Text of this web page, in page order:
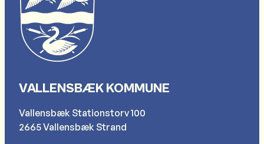
VALLENSBÆK KOMMUNE
Vallensbæk Stationstorv 100
2665 Vallensbæk Strand